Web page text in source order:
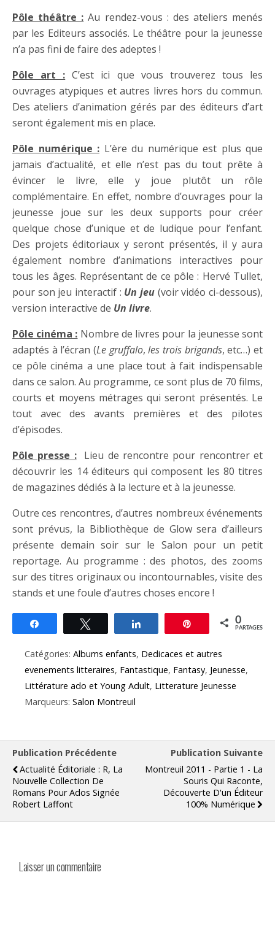
Pôle théâtre : Au rendez-vous : des ateliers menés
par les Editeurs associés. Le théâtre pour la jeunesse
n’a pas fini de faire des adeptes !
Pôle art : C’est ici que vous trouverez tous les
ouvrages atypiques et autres livres hors du commun.
Des ateliers d’animation gérés par des éditeurs d’art
seront également mis en place.
Pôle numérique : L’ère du numérique est plus que
jamais d’actualité, et elle n’est pas du tout prête à
évincer le livre, elle y joue plutôt un rôle
complémentaire. En effet, nombre d’ouvrages pour la
jeunesse joue sur les deux supports pour créer
quelque chose d’unique et de ludique pour l’enfant.
Des projets éditoriaux y seront présentés, il y aura
également nombre d’animations interactives pour
tous les âges. Représentant de ce pôle : Hervé Tullet,
pour son jeu interactif : Un jeu (voir vidéo ci-dessous),
version interactive de Un livre.
Pôle cinéma : Nombre de livres pour la jeunesse sont
adaptés à l’écran (Le gruffalo,les trois brigands, etc…) et
ce pôle cinéma a une place tout à fait indispensable
dans ce salon. Au programme, ce sont plus de 70 films,
courts et moyens métrages qui seront présentés. Le
tout avec des avants premières et des pilotes
d’épisodes.
Pôle presse :Lieu de rencontre pour rencontrer et
découvrir les 14 éditeurs qui composent les 80 titres
de magazines dédiés à la lecture et à la jeunesse.
Outre ces rencontres, d’autres nombreux événements
sont prévus, la Bibliothèque de Glow sera d’ailleurs
présente demain soir sur le Salon pour un petit
reportage. Au programme : des photos, des zooms
sur des titres originaux ou incontournables, visite des
stands et une foule d’autres choses encore !
Épingle 0
PARTAGES
Catégories: Albums enfants, Dedicaces et autres
evenements litteraires, Fantastique, Fantasy, Jeunesse,
Littérature ado et Young Adult, Litterature Jeunesse
Marqueurs: Salon Montreuil
Publication Précédente
Actualité Éditoriale : R, La
Nouvelle Collection De
Romans Pour Ados Signée
Robert Laffont
Publication Suivante
Montreuil 2011 - Partie 1 - La
Souris Qui Raconte,
Découverte D'un Éditeur
100% Numérique
Laisser un commentaire